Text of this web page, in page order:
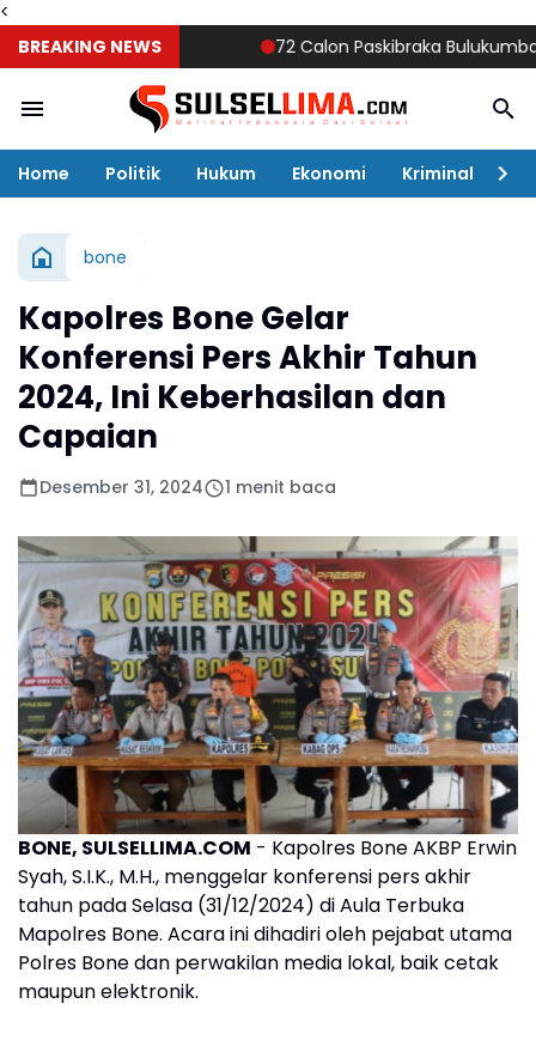
<
BREAKING NEWS
72 Calon Paskibraka Bulukumba
Home Politik Hukum Ekonomi Kriminal
bone
Kapolres Bone Gelar
Konferensi Pers Akhir Tahun
2024, Ini Keberhasilan dan
Capaian
Desember 31, 2024 1 menit baca
BONE, SULSELLIMA.COM - Kapolres Bone AKBP Erwin
Syah, S.I.K., M.H., menggelar konferensi pers akhir
tahun pada Selasa (31/12/2024) di Aula Terbuka
Mapolres Bone. Acara ini dihadiri oleh pejabat utama
Polres Bone dan perwakilan media lokal, baik cetak
maupun elektronik.